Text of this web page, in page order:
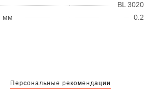
BL 3020
мм
0.2
Персональные рекомендации